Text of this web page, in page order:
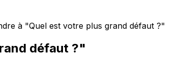
à "Quel est votre plus grand défaut ?"
défaut ?"